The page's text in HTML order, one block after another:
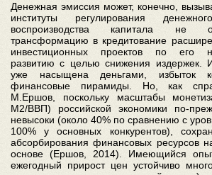
Денежная эмиссия может, конечно,
институты регулирования
воспроизводства капитала не
трансформацию в кредитование
инвестиционных проектов по его
развитию с целью снижения издержек.
уже насыщена деньгами, избыток
финансовые пирамиды. Но, как
М.Ершов, поскольку масштабы
М2/ВВП) российской экономики по-
невысоки (около 40% по сравнению с
100% у основных конкурентов),
абсорбирования финансовых ресурсов
основе (Ершов, 2014). Имеющийся
ежегодный прирост цен устойчиво